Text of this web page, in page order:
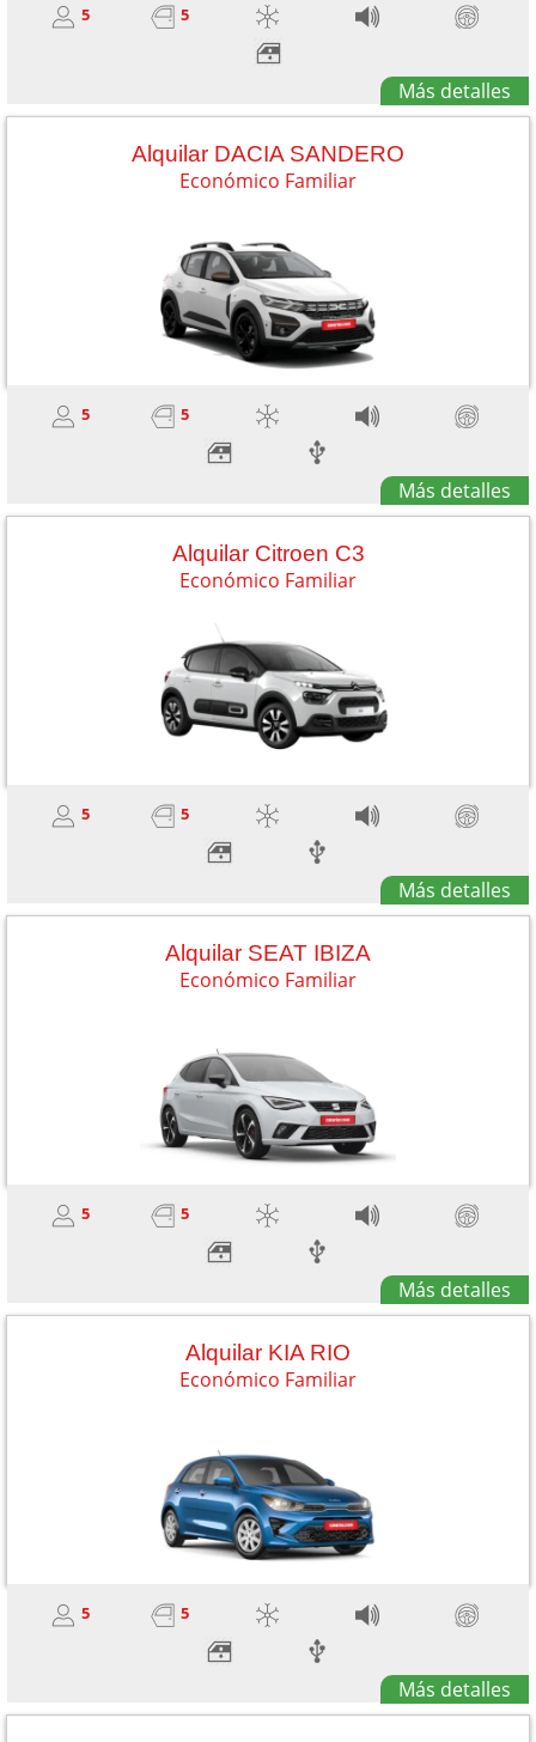
5 5
Más detalles
Alquilar DACIA SANDERO
Económico Familiar
5 5
Más detalles
Alquilar Citroen C3
Económico Familiar
5 5
Más detalles
Alquilar SEAT IBIZA
Económico Familiar
5 5
Más detalles
Alquilar KIA RIO
Económico Familiar
5 5
Más detalles